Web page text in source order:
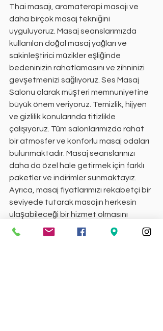
Thai masajı, aromaterapi masajı ve
daha birçok masaj tekniğini
uyguluyoruz. Masaj seanslarımızda
kullanılan doğal masaj yağları ve
sakinleştirici müzikler eşliğinde
bedeninizin rahatlamasını ve zihninizi
gevşetmenizi sağlıyoruz. Ses Masaj
Salonu olarak müşteri memnuniyetine
büyük önem veriyoruz. Temizlik, hijyen
ve gizlilik konularında titizlikle
çalışıyoruz. Tüm salonlarımızda rahat
bir atmosfer ve konforlu masaj odaları
bulunmaktadır. Masaj seanslarınızı
daha da özel hale getirmek için farklı
paketler ve indirimler sunmaktayız.
Ayrıca, masaj fiyatlarımızı rekabetçi bir
seviyede tutarak masajın herkesin
ulaşabileceği bir hizmet olmasını
sağlıyoruz. İzmir masaj salonları
arasında Ses Masaj Salonu, geniş